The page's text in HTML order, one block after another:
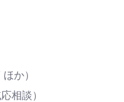
か）
相談）